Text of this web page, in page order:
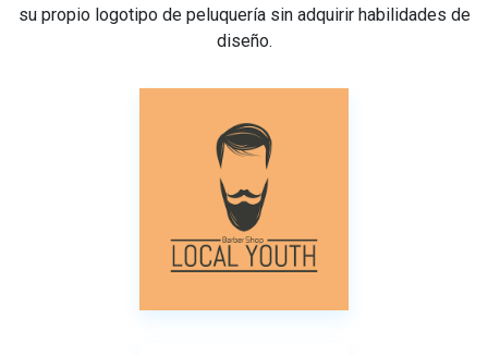
su propio logotipo de peluquería sin adquirir habilidades de
diseño.